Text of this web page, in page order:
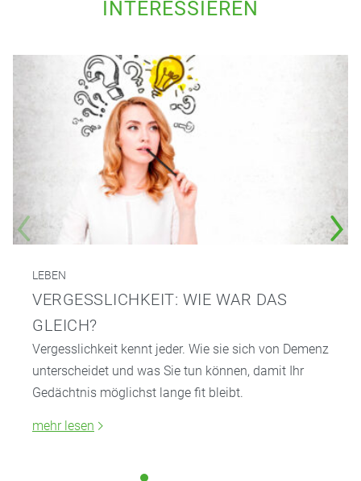
INTERESSIEREN
LEBEN
VERGESSLICHKEIT: WIE WAR DAS
GLEICH?
Vergesslichkeit kennt jeder. Wie sie sich von Demenz
unterscheidet und was Sie tun können, damit Ihr
Gedächtnis möglichst lange fit bleibt.
mehr lesen